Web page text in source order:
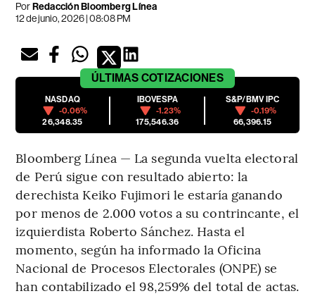
PorRedacción Bloomberg Línea
12 de junio, 2026 | 08:08 PM
ÚLTIMAS COTIZACIONES
NASDAQ
-0.06%
26,348.35
IBOVESPA
-1.23%
175,546.36
S&P/BMV IPC
-0.19%
66,396.15
Bloomberg Línea — La segunda vuelta electoral
de Perú sigue con resultado abierto: la
derechista Keiko Fujimori le estaría ganando
por menos de 2.000 votos a su contrincante, el
izquierdista Roberto Sánchez. Hasta el
momento, según ha informado la Oficina
Nacional de Procesos Electorales (ONPE) se
han contabilizado el 98,259% del total de actas.